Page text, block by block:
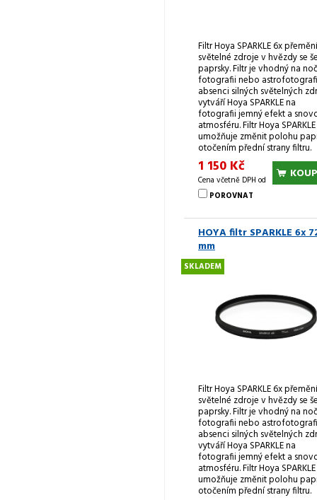
Filtr Hoya SPARKLE 6x přemění
světelné zdroje v hvězdy se
paprsky. Filtr je vhodný na
fotografii nebo
absenci silných světelných
vytváří Hoya SPARKLE na
fotografii jemný efekt a
atmosféru. Filtr Hoya SPARKLE
umožňuje změnit polohu
otočením přední strany filtru.
1 150 Kč
Cena včetně DPH od
POROVNAT
HOYA filtr SPARKLE 6x
mm
SKLADEM
Filtr Hoya SPARKLE 6x přemění
světelné zdroje v hvězdy se
paprsky. Filtr je vhodný na
fotografii nebo
absenci silných světelných
vytváří Hoya SPARKLE na
fotografii jemný efekt a
atmosféru. Filtr Hoya SPARKLE
umožňuje změnit polohu
otočením přední strany filtru.